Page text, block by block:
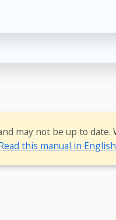
may not be up to date.
this manual in English